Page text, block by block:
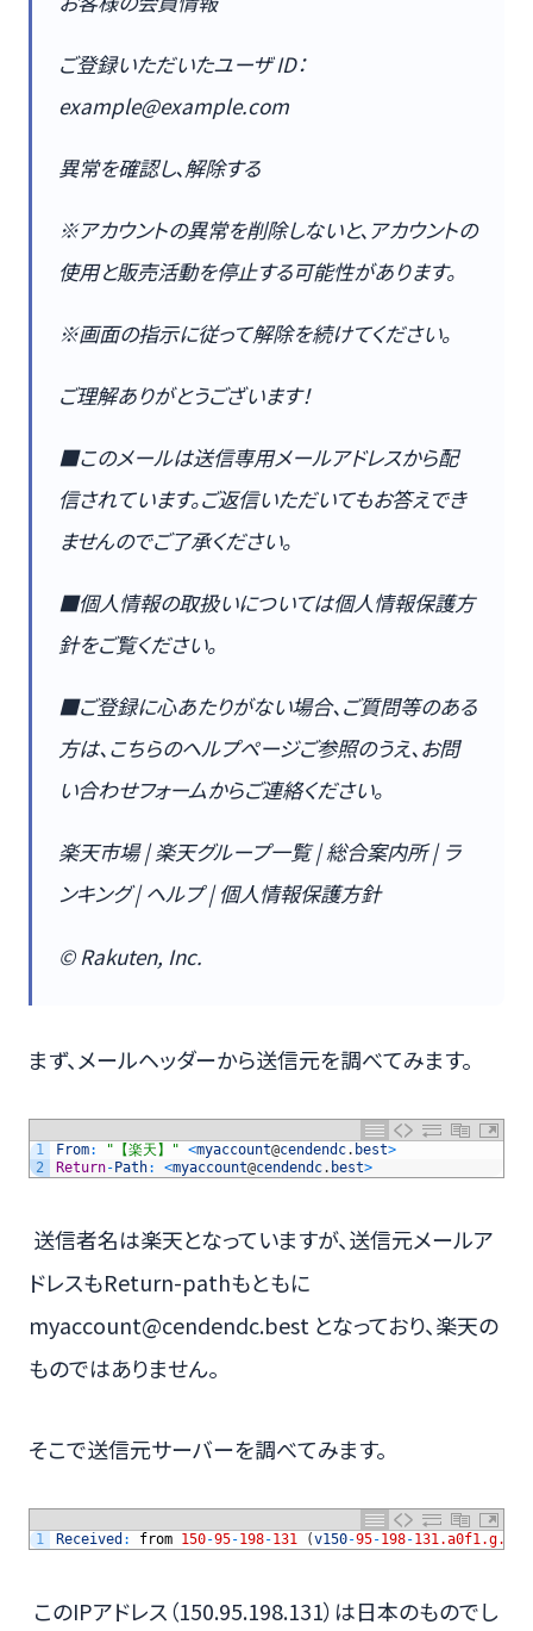
ご登録いただいたユーザ ID：
example@example.com
異常を確認し、解除する
※アカウントの異常を削除しないと、アカウントの
使用と販売活動を停止する可能性があります。
※画面の指示に従って解除を続けてください。
ご理解ありがとうございます！
■このメールは送信専用メールアドレスから配
信されています。ご返信いただいてもお答えでき
ませんのでご了承ください。
■個人情報の取扱いについては個人情報保護方
針をご覧ください。
■ご登録に心あたりがない場合、ご質問等のある
方は、こちらのヘルプページご参照のうえ、お問
い合わせフォームからご連絡ください。
楽天市場 | 楽天グループ一覧 | 総合案内所 | ラ
ンキング | ヘルプ | 個人情報保護方針
© Rakuten, Inc.
まず、メールヘッダーから送信元を調べてみます。
1
2
From: "【楽天】" <myaccount@cendendc. best>
Return- Path: <myaccount@cendendc. best>
送信者名は楽天となっていますが、送信元メールア
ドレスもReturn-pathもともに
myaccount@cendendc.best となっており、楽天の
ものではありません。
そこで送信元サーバーを調べてみます。
1 Received : from 150-95-198-131 (v150-95-198-
このIPアドレス（150.95.198.131）は日本のものでし